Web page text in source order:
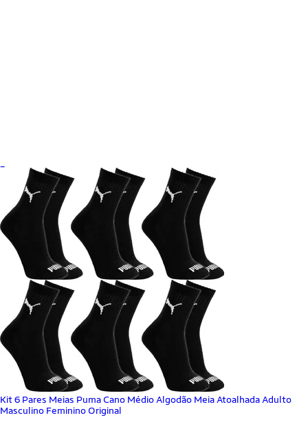
Kit 6 Pares Meias Puma Cano Médio Algodão Meia Atoalhada Adulto
Masculino Feminino Original